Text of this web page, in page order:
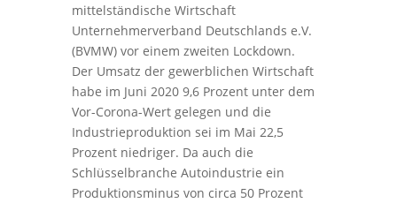
mittelständische Wirtschaft
Unternehmerverband Deutschlands e.V.
(BVMW) vor einem zweiten Lockdown.
Der Umsatz der gewerblichen Wirtschaft
habe im Juni 2020 9,6 Prozent unter dem
Vor-Corona-Wert gelegen und die
Industrieproduktion sei im Mai 22,5
Prozent niedriger. Da auch die
Schlüsselbranche Autoindustrie ein
Produktionsminus von circa 50 Prozent